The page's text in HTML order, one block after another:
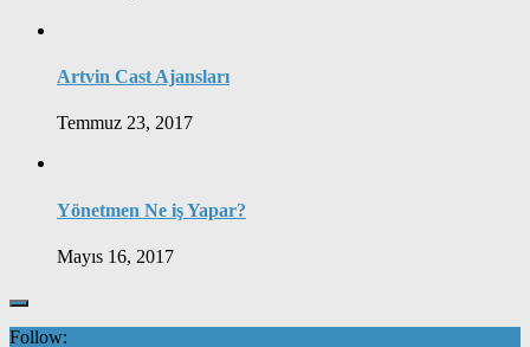
Artvin Cast Ajansları
Temmuz 23, 2017
Yönetmen Ne iş Yapar?
Mayıs 16, 2017
Follow: